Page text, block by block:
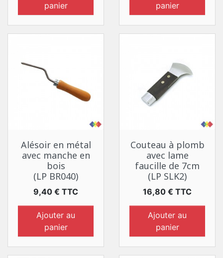
panier
panier
Alésoir en métal
avec manche en
bois
(LP BR040)
Prix
9,40 € TTC
Ajouter au
panier
Couteau à plomb
avec lame
faucille de 7cm
(LP SLK2)
Prix
16,80 € TTC
Ajouter au
panier